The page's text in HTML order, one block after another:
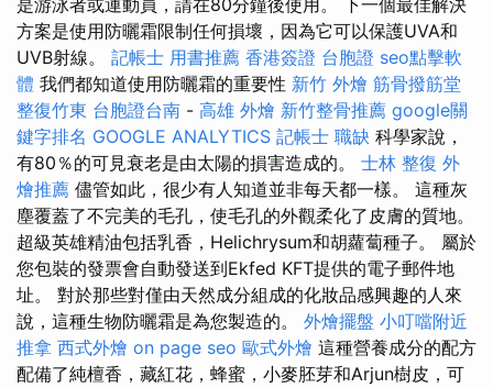
是游泳者或運動員，請在80分鐘後使用。 下一個最佳解決
方案是使用防曬霜限制任何損壞，因為它可以保護UVA和
UVB射線。 記帳士 用書推薦 香港簽證 台胞證 seo點擊軟
體 我們都知道使用防曬霜的重要性 新竹 外燴 筋骨撥筋堂
整復竹東 台胞證台南 - 高雄 外燴 新竹整骨推薦 google關
鍵字排名 GOOGLE ANALYTICS 記帳士 職缺 科學家說，
有80％的可見衰老是由太陽的損害造成的。 士林 整復 外
燴推薦 儘管如此，很少有人知道並非每天都一樣。 這種灰
塵覆蓋了不完美的毛孔，使毛孔的外觀柔化了皮膚的質地。
超級英雄精油包括乳香，Helichrysum和胡蘿蔔種子。 屬於
您包裝的發票會自動發送到Ekfed KFT提供的電子郵件地
址。 對於那些對僅由天然成分組成的化妝品感興趣的人來
說，這種生物防曬霜是為您製造的。 外燴擺盤 小叮噹附近
推拿 西式外燴 on page seo 歐式外燴 這種營養成分的配方
配備了純檀香，藏紅花，蜂蜜，小麥胚芽和Arjun樹皮，可